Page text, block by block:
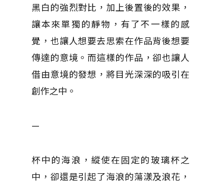
黑白的強烈對比，加上後置後的效果，
讓本來單獨的靜物，有了不一樣的感
覺，也讓人想要去思索在作品背後想要
傳達的意境。而這樣的作品，卻也讓人
借由意境的發想，將目光深深的吸引在
創作之中。
—
杯中的海浪，縱使在固定的玻璃杯之
中，卻還是引起了海浪的蕩漾及浪花，